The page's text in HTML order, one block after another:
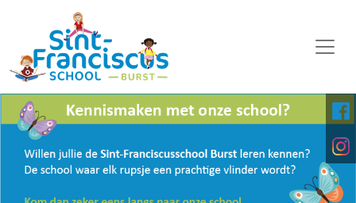
ONZE SCHOOL
SCHOOLORGANISATIE
KALENDER